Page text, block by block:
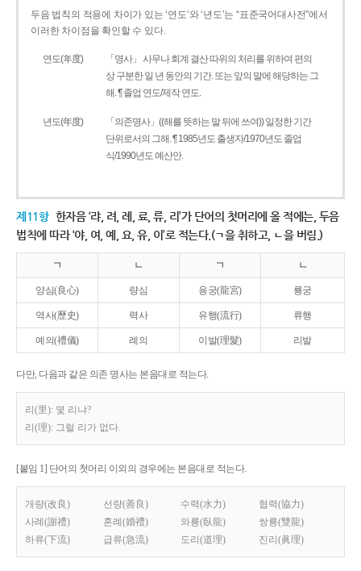
두음 법칙의 적용에 차이가 있는 ‘연도’와 ‘년도’는 “표준국어대사전”에서
이러한 차이점을 확인할 수 있다.
연도(年度)
「명사」 사무나 회계 결산 따위의 처리를 위하여 편의
상 구분한 일 년 동안의 기간. 또는 앞의 말에 해당하는 그
해. ¶ 졸업 연도/제작 연도.
년도(年度)
「의존명사」((해를 뜻하는 말 뒤에 쓰여)) 일정한 기간
단위로서의 그해. ¶ 1985년도 출생자/1970년도 졸업
식/1990년도 예산안.
제11항 한자음 ‘랴, 려, 례, 료, 류, 리’가 단어의 첫머리에 올 적에는, 두음
법칙에 따라 ‘야, 여, 예, 요, 유, 이’로 적는다.(ㄱ을 취하고, ㄴ을 버림.)
ㄱ ㄴ ㄱ ㄴ
양심(良心) 량심 용궁(龍宮) 룡궁
역사(歷史) 력사 유행(流行) 류행
예의(禮儀) 례의 이발(理髮) 리발
다만, 다음과 같은 의존 명사는 본음대로 적는다.
리(里): 몇 리냐?
리(理): 그럴 리가 없다.
[붙임 1] 단어의 첫머리 이외의 경우에는 본음대로 적는다.
개량(改良) 선량(善良) 수력(水力)
협력(協力)
사례(謝禮)
혼례(婚禮) 와룡(臥龍)
쌍룡(雙龍)
하류(下流)
급류(急流) 도리(道理) 진리(眞理)